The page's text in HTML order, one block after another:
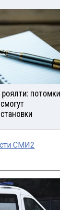
роялти: потомки
СМИ2